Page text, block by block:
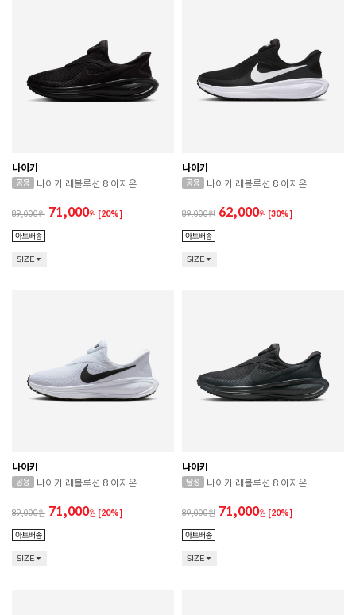
나이키
나이키 레볼루션 8 이지온
89,000 71,000원 [20%]
SIZE
나이키
나이키 레볼루션 8 이지온
89,000 62,000원 [30%]
SIZE
나이키
나이키 레볼루션 8 이지온
89,000 71,000원 [20%]
SIZE
나이키
나이키 레볼루션 8 이지온
89,000 71,000원 [20%]
SIZE